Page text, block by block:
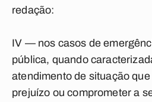
redação:
IV — nos casos de
pública, quando
atendimento de situação
prejuízo ou comprometer a